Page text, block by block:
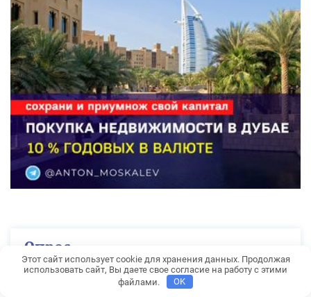
Опрос
Куда вы хотите поехать?
Этот сайт использует cookie для хранения данных. Продолжая
использовать сайт, Вы даете свое согласие на работу с этими
файлами.
OK